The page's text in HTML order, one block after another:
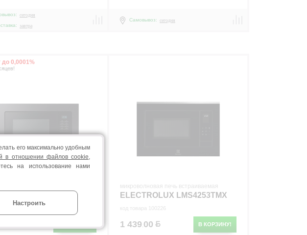
сегодня
завтра
Самовывоз: сегодня
до 0,0001%
микроволновая печь встраиваемая
ELECTROLUX LMS4253TMX
код товара 100226
В КОРЗИНУ!
1 439.00
его максимально удобным
в отношении файлов cookie,
на использование нами
Настроить